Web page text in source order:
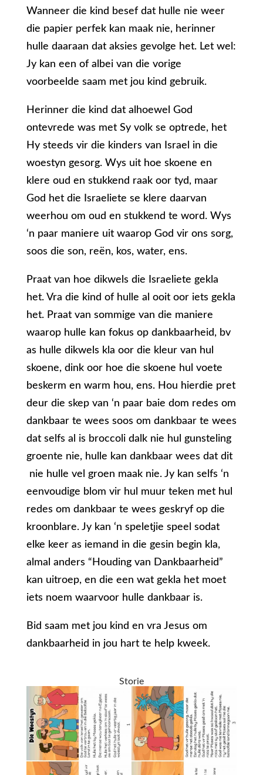
Wanneer die kind besef dat hulle nie weer
die papier perfek kan maak nie, herinner
hulle daaraan dat aksies gevolge het. Let wel:
Jy kan een of albei van die vorige
voorbeelde saam met jou kind gebruik.
Herinner die kind dat alhoewel God
ontevrede was met Sy volk se optrede, het
Hy steeds vir die kinders van Israel in die
woestyn gesorg. Wys uit hoe skoene en
klere oud en stukkend raak oor tyd, maar
God het die Israeliete se klere daarvan
weerhou om oud en stukkend te word. Wys
‘n paar maniere uit waarop God vir ons sorg,
soos die son, reën, kos, water, ens.
Praat van hoe dikwels die Israeliete gekla
het. Vra die kind of hulle al ooit oor iets gekla
het. Praat van sommige van die maniere
waarop hulle kan fokus op dankbaarheid, bv
as hulle dikwels kla oor die kleur van hul
skoene, dink oor hoe die skoene hul voete
beskerm en warm hou, ens. Hou hierdie pret
deur die skep van ‘n paar baie dom redes om
dankbaar te wees soos om dankbaar te wees
dat selfs al is broccoli dalk nie hul gunsteling
groente nie, hulle kan dankbaar wees dat dit
nie hulle vel groen maak nie. Jy kan selfs ‘n
eenvoudige blom vir hul muur teken met hul
redes om dankbaar te wees geskryf op die
kroonblare. Jy kan ‘n speletjie speel sodat
elke keer as iemand in die gesin begin kla,
almal anders “Houding van Dankbaarheid”
kan uitroep, en die een wat gekla het moet
iets noem waarvoor hulle dankbaar is.
Bid saam met jou kind en vra Jesus om
dankbaarheid in jou hart te help kweek.
Storie